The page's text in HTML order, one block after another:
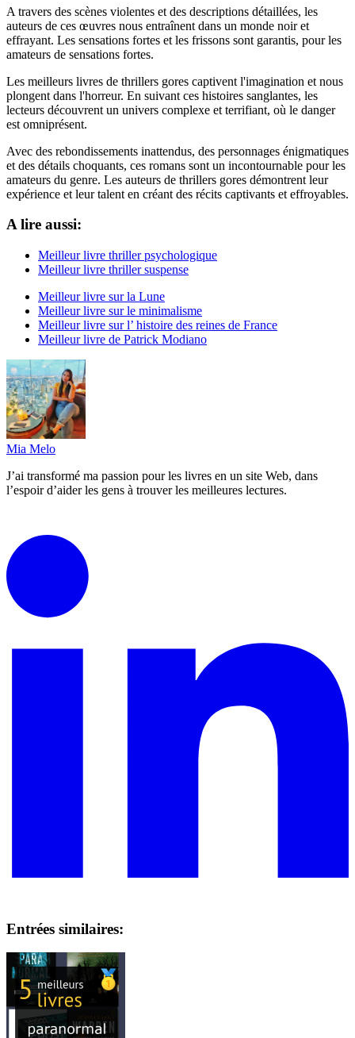
A travers des scènes violentes et des descriptions détaillées, les
auteurs de ces œuvres nous entraînent dans un monde noir et
effrayant. Les sensations fortes et les frissons sont garantis, pour les
amateurs de sensations fortes.
Les meilleurs livres de thrillers gores captivent l'imagination et nous
plongent dans l'horreur. En suivant ces histoires sanglantes, les
lecteurs découvrent un univers complexe et terrifiant, où le danger
est omniprésent.
Avec des rebondissements inattendus, des personnages énigmatiques
et des détails choquants, ces romans sont un incontournable pour les
amateurs du genre. Les auteurs de thrillers gores démontrent leur
expérience et leur talent en créant des récits captivants et effroyables.
A lire aussi:
Meilleur livre thriller psychologique
Meilleur livre thriller suspense
Meilleur livre sur la Lune
Meilleur livre sur le minimalisme
Meilleur livre sur l’ histoire des reines de France
Meilleur livre de Patrick Modiano
Mia Melo
J’ai transformé ma passion pour les livres en un site Web, dans
l’espoir d’aider les gens à trouver les meilleures lectures.
Entrées similaires: